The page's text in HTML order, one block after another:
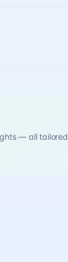
— all tailored